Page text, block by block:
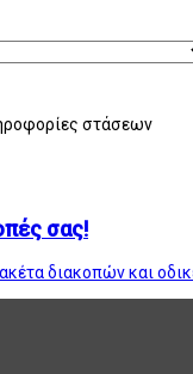
στάσεων
σας!
διακοπών και